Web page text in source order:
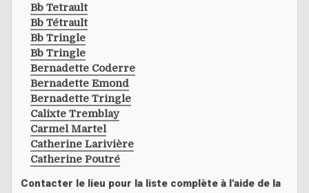
Bb Tetrault
Bb Tétrault
Bb Tringle
Bb Tringle
Bernadette Coderre
Bernadette Emond
Bernadette Tringle
Calixte Tremblay
Carmel Martel
Catherine Larivière
Catherine Poutré
Contacter le lieu pour la liste complète à l'aide de la